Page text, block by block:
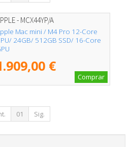
- MCX44YP/A
Mac mini / M4 Pro 12-Core
24GB/ 512GB SSD/ 16-Core
€
Comprar
01 Sig.